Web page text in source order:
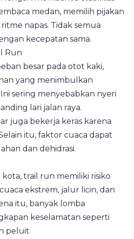
medan, memilih pijakan
napas. Tidak semua
kecepatan sama.
Run
besar pada otot kaki,
yang menimbulkan
sering menyebabkan nyeri
lari jalan raya.
juga bekerja keras karena
itu, faktor cuaca dapat
dan dehidrasi.
trail run memiliki risiko
ekstrem, jalur licin, dan
itu, banyak lomba
keselamatan seperti
peluit.